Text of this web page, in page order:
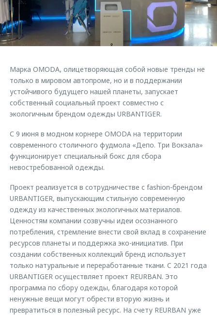
Страхование
Кредитный калькулятор
Аксессуары
Оригинальные аксессуары
Запчасти
Трейд-ин
Клиентская поддержка
O&J Автоклуб
Клуб владельцев OMODA
Аксессуары
Одежда и сувениры
Оригинальные аксессуары
Обратная связь
Марка OMODA, олицетворяющая собой новые тренды не
только в мировом автопроме, но и в поддержании
устойчивого будущего нашей планеты, запускает
собственный социальный проект совместно с
экологичным брендом одежды URBANTIGER.
С 9 июня в модном корнере OMODA на территории
современного столичного фудмола «Депо. Три Вокзала»
функционирует специальный бокс для сбора
невостребованной одежды.
Проект реализуется в сотрудничестве с fashion-брендом
URBANTIGER, выпускающим стильную современную
одежду из качественных экологичных материалов.
Ценностям компании созвучны идеи осознанного
потребления, стремление внести свой вклад в сохранение
ресурсов планеты и поддержка эко-инициатив. При
создании собственных коллекций бренд использует
только натуральные и переработанные ткани. C 2021 года
URBANTIGER осуществляет проект REURBAN. Это
программа по сбору одежды, благодаря которой
ненужные вещи могут обрести вторую жизнь и
превратиться в полезный ресурс. На счету REURBAN уже